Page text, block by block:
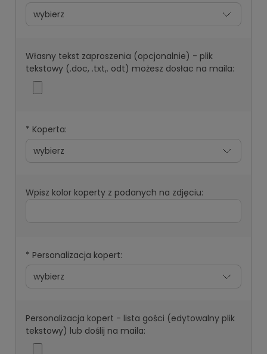
Własny tekst zaproszenia (opcjonalnie) - plik
tekstowy (.doc, .txt,. odt) możesz dosłac na maila:
* Koperta:
Wpisz kolor koperty z podanych na zdjęciu:
* Personalizacja kopert:
Personalizacja kopert - lista gości (edytowalny plik
tekstowy) lub doślij na maila: